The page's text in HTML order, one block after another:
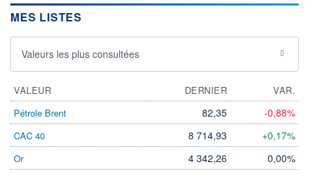
MES LISTES
Valeurs les plus consultées
VALEUR DERNIER
VAR.
Pétrole Brent
82,35 -0,88%
CAC 40 8 714,93 +0,17%
Or 4 342,26 0,00%